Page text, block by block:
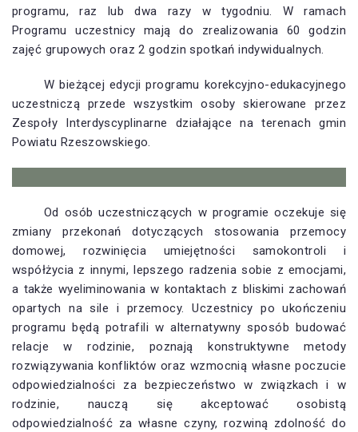
programu, raz lub dwa razy w tygodniu. W ramach
Programu uczestnicy mają do zrealizowania 60 godzin
zajęć grupowych oraz 2 godzin spotkań indywidualnych.
W bieżącej edycji programu korekcyjno-edukacyjnego
uczestniczą przede wszystkim osoby skierowane przez
Zespoły Interdyscyplinarne działające na terenach gmin
Powiatu Rzeszowskiego.
Od osób uczestniczących w programie oczekuje się
zmiany przekonań dotyczących stosowania przemocy
domowej, rozwinięcia umiejętności samokontroli i
współżycia z innymi, lepszego radzenia sobie z emocjami,
a także wyeliminowania w kontaktach z bliskimi zachowań
opartych na sile i przemocy. Uczestnicy po ukończeniu
programu będą potrafili w alternatywny sposób budować
relacje w rodzinie, poznają konstruktywne metody
rozwiązywania konfliktów oraz wzmocnią własne poczucie
odpowiedzialności za bezpieczeństwo w związkach i w
rodzinie, nauczą się akceptować osobistą
odpowiedzialność za własne czyny, rozwiną zdolność do